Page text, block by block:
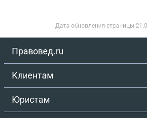
Дата обновления страницы
Правовед.ru
Клиентам
Юристам